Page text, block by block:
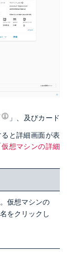
」、及びカード
と詳細画面が表
仮想マシンの詳細
仮想マシンの
をクリックし